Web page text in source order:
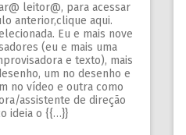
leitor@, para acessar
anterior,clique aqui.
Eu e mais nove
(eu e mais uma
e texto), mais
um no desenho e
no vídeo e outra como
assistente de direção
ideia o {{…}}